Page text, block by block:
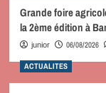
Grande foire
la 2ème édition à
junior 06/08/2026
ACTUALITES